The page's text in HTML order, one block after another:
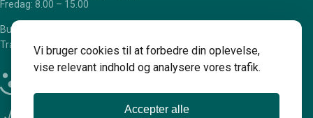
Vi bruger cookies til at forbedre din oplevelse,
vise relevant indhold og analysere vores trafik.
Accepter alle
Fredag: 8.00 – 15.00
Bugattivej 12, 7100 Vejle
Trafikcenter Alle 36, 4200 Slagelse